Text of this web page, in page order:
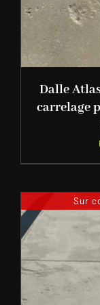
Dalle
carrelage
Sur